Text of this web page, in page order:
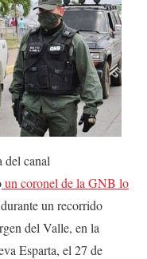
canal
un coronel de la GNB lo
un recorrido
del Valle, en la
Esparta, el 27 de